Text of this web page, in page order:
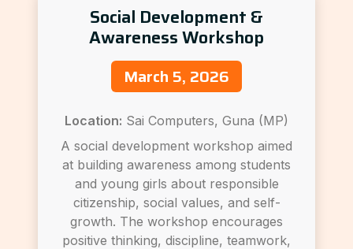
Social Development &
Awareness Workshop
March 5, 2026
Location: Sai Computers, Guna (MP)
A social development workshop aimed
at building awareness among students
and young girls about responsible
citizenship, social values, and self-
growth. The workshop encourages
positive thinking, discipline, teamwork,